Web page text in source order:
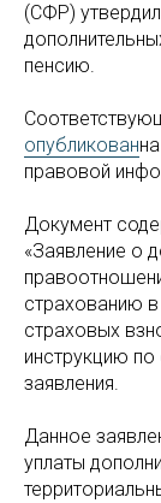
(СФР)
пенсию.
опубликован
правовой
Документ
«Заявление о
страхованию
страховых
инструкцию
заявления.
Данное
уплаты